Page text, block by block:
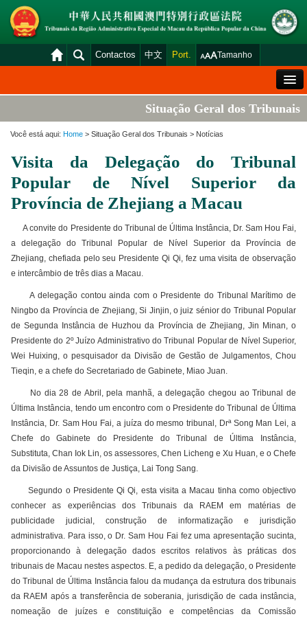
Contactos 中文 Port. Tamanho
Situação Geral dos Tribunais
Venda Judicial
Consulta das declarações de rendimentos
Download
Plataforma electrónica dos tribunais
Situação Geral dos Tribunais
Você está aqui: Home > Situação Geral dos Tribunais > Notícias
Visita da Delegação do Tribunal
Popular de Nível Superior da
Província de Zhejiang a Macau
A convite do Presidente do Tribunal de Última Instância, Dr. Sam Hou Fai,
a delegação do Tribunal Popular de Nível Superior da Província de
Zhejiang, chefiada pelo seu Presidente Qi Qi, fez uma visita de observação
e intercâmbio de três dias a Macau.
A delegação contou ainda com o Presidente do Tribunal Marítimo de
Ningbo da Província de Zhejiang, Si Jinjin, o juiz sénior do Tribunal Popular
de Segunda Instância de Huzhou da Província de Zhejiang, Jin Minan, o
Presidente do 2º Juízo Administrativo do Tribunal Popular de Nível Superior,
Wei Huixing, o pesquisador da Divisão de Gestão de Julgamentos, Chou
Tieqin, e a chefe do Secretariado de Gabinete, Miao Juan.
No dia 28 de Abril, pela manhã, a delegação chegou ao Tribunal de
Última Instância, tendo um encontro com o Presidente do Tribunal de Última
Instância, Dr. Sam Hou Fai, a juíza do mesmo tribunal, Drª Song Man Lei, a
Chefe do Gabinete do Presidente do Tribunal de Última Instância,
Substituta, Chan Iok Lin, os assessores, Chen Licheng e Xu Huan, e o Chefe
da Divisão de Assuntos de Justiça, Lai Tong Sang.
Segundo o Presidente Qi Qi, esta visita a Macau tinha como objectivo
conhecer as experiências dos Tribunais da RAEM em matérias de
publicidade judicial, construção de informatização e jurisdição
administrativa. Para isso, o Dr. Sam Hou Fai fez uma apresentação sucinta,
proporcionando à delegação dados escritos relativos às práticas dos
tribunais de Macau nestes aspectos. E, a pedido da delegação, o Presidente
do Tribunal de Última Instância falou da mudança da estrutura dos tribunais
da RAEM após a transferência de soberania, jurisdição de cada instância,
nomeação de juízes e constituição e competências da Comissão